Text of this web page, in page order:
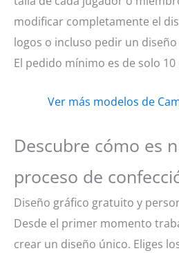
modificar completamente el
logos o incluso pedir un
El pedido mínimo es de solo
Ver más modelos de
Descubre cómo es
proceso de
Diseño gráfico gratuito y
Desde el primer momento
crear un diseño único. Eliges